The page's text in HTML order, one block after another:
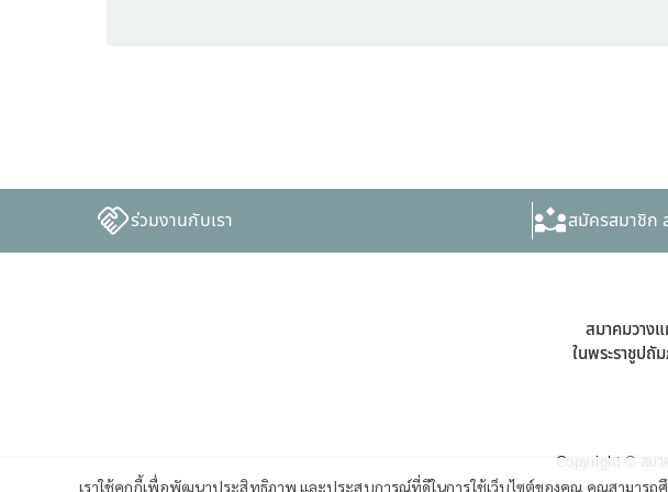
ร่วมงานกับเรา สมัครสมาชิก
สมาคมวาง
ในพระราชูปถั
Copyright © สมา
เราใช้คุกกี้เพื่อพัฒนาประสิทธิภาพ และประสบการณ์ที่ดีในการใช้เว็บไซต์ของคุณ คุณสามารถ